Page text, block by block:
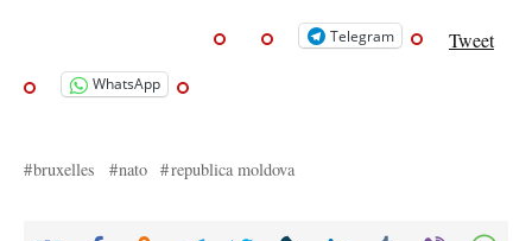
Telegram Tweet
WhatsApp
bruxelles nato republica moldova